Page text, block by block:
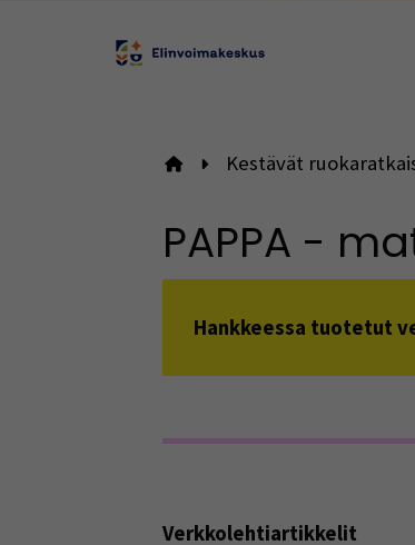
Etusivulle
Kestävät
PAPPA -
Hankkeessa tuotetut
Verkkolehtiartikkelit